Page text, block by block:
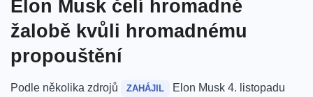
Elon Musk čelí hromadné
žalobě kvůli hromadnému
propouštění
Podle několika zdrojů ZAHÁJIL
Elon Musk 4. listopadu